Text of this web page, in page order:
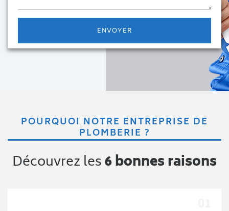
POURQUOI NOTRE ENTREPRISE DE
PLOMBERIE ?
Découvrez les6 bonnes raisons